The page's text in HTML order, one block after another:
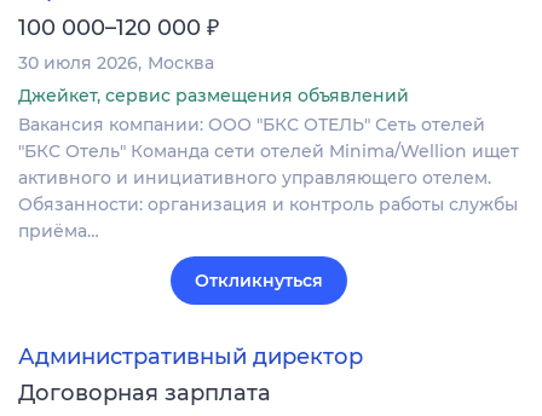
100 000–120 000 ₽
30 июля 2026 Москва
Джейкет, сервис размещения объявлений
Вакансия компании: ООО "БКС ОТЕЛЬ" Сеть отелей
"БКС Отель" Команда сети отелей Minima/Wellion ищет
активного и инициативного управляющего отелем.
Обязанности: организация и контроль работы службы
приёма…
Откликнуться
Административный директор
Договорная зарплата